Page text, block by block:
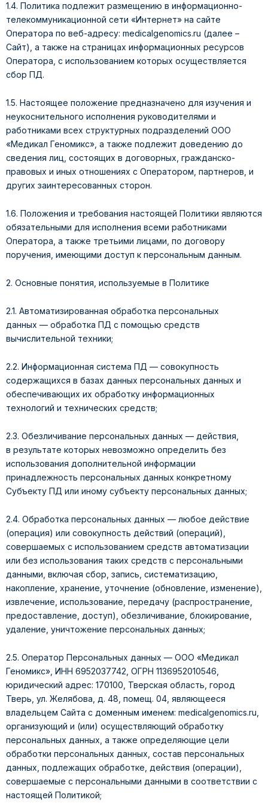
1.4. Политика подлежит размещению в информационно-
телекоммуникационной сети «Интернет» на сайте
Оператора по веб-адресу: medicalgenomics.ru (далее –
Сайт), а также на страницах информационных ресурсов
Оператора, с использованием которых осуществляется
сбор ПД.
1.5. Настоящее положение предназначено для изучения и
неукоснительного исполнения руководителями и
работниками всех структурных подразделений ООО
«Медикал Геномикс», а также подлежит доведению до
сведения лиц, состоящих в договорных, гражданско-
правовых и иных отношениях с Оператором, партнеров, и
других заинтересованных сторон.
1.6. Положения и требования настоящей Политики являются
обязательными для исполнения всеми работниками
Оператора, а также третьими лицами, по договору
поручения, имеющими доступ к персональным данным.
2. Основные понятия, используемые в Политике
2.1. Автоматизированная обработка персональных
данных — обработка ПД с помощью средств
вычислительной техники;
2.2. Информационная система ПД — совокупность
содержащихся в базах данных персональных данных и
обеспечивающих их обработку информационных
технологий и технических средств;
2.3. Обезличивание персональных данных — действия,
в результате которых невозможно определить без
использования дополнительной информации
принадлежность персональных данных конкретному
Субъекту ПД или иному субъекту персональных данных;
2.4. Обработка персональных данных — любое действие
(операция) или совокупность действий (операций),
совершаемых с использованием средств автоматизации
или без использования таких средств с персональными
данными, включая сбор, запись, систематизацию,
накопление, хранение, уточнение (обновление, изменение),
извлечение, использование, передачу (распространение,
предоставление, доступ), обезличивание, блокирование,
удаление, уничтожение персональных данных;
2.5. Оператор Персональных данных — ООО «Медикал
Геномикс», ИНН 6952037742, ОГРН 1136952010546,
юридический адрес: 170100, Тверская область, город
Тверь, ул. Желябова, д. 48, помещ. 04, являющееся
владельцем Сайта с доменным именем: medicalgenomics.ru,
организующий и (или) осуществляющий обработку
персональных данных, а также определяющие цели
обработки персональных данных, состав персональных
данных, подлежащих обработке, действия (операции),
совершаемые с персональными данными в соответствии с
настоящей Политикой;